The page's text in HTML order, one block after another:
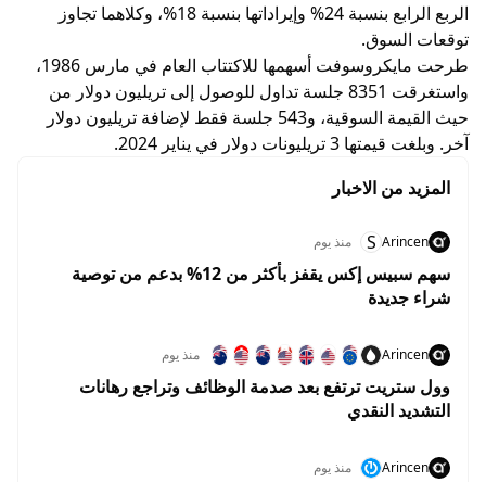
الربع الرابع بنسبة 24% وإيراداتها بنسبة 18%، وكلاهما تجاوز
توقعات السوق.
طرحت مايكروسوفت أسهمها للاكتتاب العام في مارس 1986،
واستغرقت 8351 جلسة تداول للوصول إلى تريليون دولار من
حيث القيمة السوقية، و543 جلسة فقط لإضافة تريليون دولار
آخر. وبلغت قيمتها 3 تريليونات دولار في يناير 2024.
المزيد من الاخبار
Arincen
S منذ يوم
سهم سبيس إكس يقفز بأكثر من 12% بدعم من توصية
شراء جديدة
Arincen منذ يوم
وول ستريت ترتفع بعد صدمة الوظائف وتراجع رهانات
التشديد النقدي
Arincen منذ يوم